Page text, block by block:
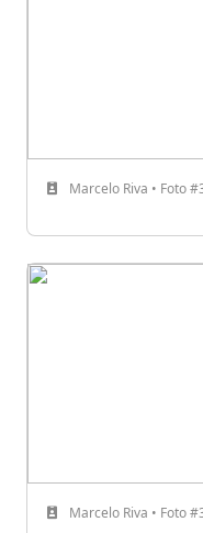
Marcelo Riva • Foto
Marcelo Riva • Foto